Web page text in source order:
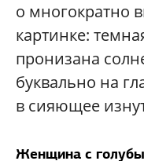
о многократно
картинке:
пронизана
буквально на
в сияющее
Женщина с